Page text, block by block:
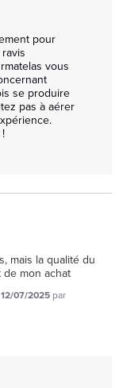
pour
vous
se produire
pas à aérer
mais la qualité du
mon achat
12/07/2025 par